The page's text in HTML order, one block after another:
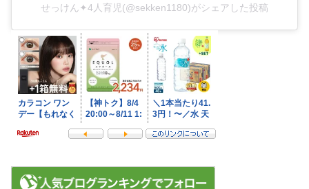
せっけん✦4人育児(@sekken1180)がシェアした投稿